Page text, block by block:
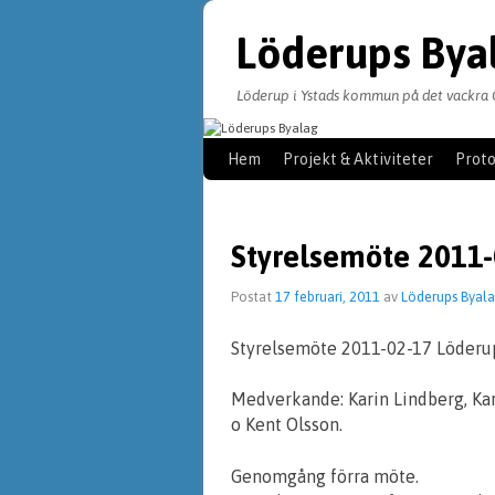
Löderups
Löderup i Ystads kommun på det vackra
Hem Projekt & Aktiviteter
Styrelsemöte
Postat 17 februari, 2011 av Löderups
Styrelsemöte 2011-02-17
Medverkande: Karin Lindberg,
o Kent Olsson.
Genomgång förra möte.